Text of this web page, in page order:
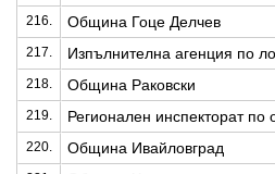
216. Община Гоце Делчев
217. Изпълнителна агенция по
218. Община Раковски
219. Регионален инспекторат
220. Община Ивайловград